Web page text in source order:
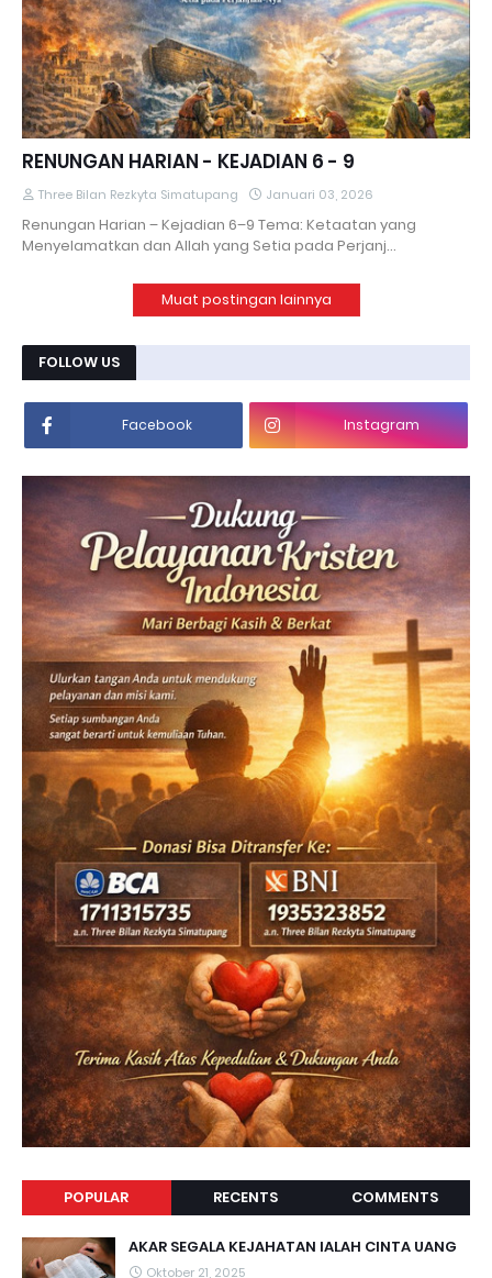
RENUNGAN HARIAN - KEJADIAN 6 - 9
Three Bilan Rezkyta Simatupang Januari 03, 2026
Renungan Harian – Kejadian 6–9 Tema: Ketaatan yang
Menyelamatkan dan Allah yang Setia pada Perjanj…
Muat postingan lainnya
FOLLOW US
Facebook Instagram
POPULAR RECENTS COMMENTS
AKAR SEGALA KEJAHATAN IALAH CINTA UANG
Oktober 21, 2025